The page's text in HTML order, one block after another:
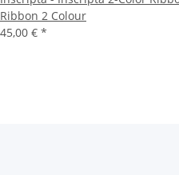
Ribbon 2 Colour
45,00 € *